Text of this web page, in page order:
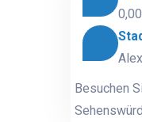
Besuchen